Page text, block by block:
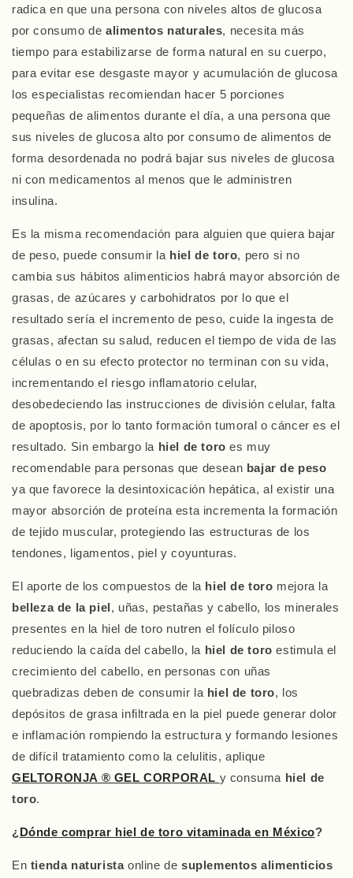
radica en que una persona con niveles altos de glucosa
por consumo de alimentos naturales, necesita más
tiempo para estabilizarse de forma natural en su cuerpo,
para evitar ese desgaste mayor y acumulación de glucosa
los especialistas recomiendan hacer 5 porciones
pequeñas de alimentos durante el día, a una persona que
sus niveles de glucosa alto por consumo de alimentos de
forma desordenada no podrá bajar sus niveles de glucosa
ni con medicamentos al menos que le administren
insulina.
Es la misma recomendación para alguien que quiera bajar
de peso, puede consumir la hiel de toro, pero si no
cambia sus hábitos alimenticios habrá mayor absorción de
grasas, de azúcares y carbohidratos por lo que el
resultado sería el incremento de peso, cuide la ingesta de
grasas, afectan su salud, reducen el tiempo de vida de las
células o en su efecto protector no terminan con su vida,
incrementando el riesgo inflamatorio celular,
desobedeciendo las instrucciones de división celular, falta
de apoptosis, por lo tanto formación tumoral o cáncer es el
resultado. Sin embargo la hiel de toro es muy
recomendable para personas que desean bajar de peso
ya que favorece la desintoxicación hepática, al existir una
mayor absorción de proteína esta incrementa la formación
de tejido muscular, protegiendo las estructuras de los
tendones, ligamentos, piel y coyunturas.
El aporte de los compuestos de la hiel de toro mejora la
belleza de la piel, uñas, pestañas y cabello, los minerales
presentes en la hiel de toro nutren el folículo piloso
reduciendo la caída del cabello, la hiel de toro estimula el
crecimiento del cabello, en personas con uñas
quebradizas deben de consumir la hiel de toro, los
depósitos de grasa infiltrada en la piel puede generar dolor
e inflamación rompiendo la estructura y formando lesiones
de difícil tratamiento como la celulitis, aplique
GELTORONJA ® GEL CORPORAL y consuma hiel de
toro.
¿ Dónde comprar hiel de toro vitaminada en México?
En tienda naturistaonline desuplementos alimenticios